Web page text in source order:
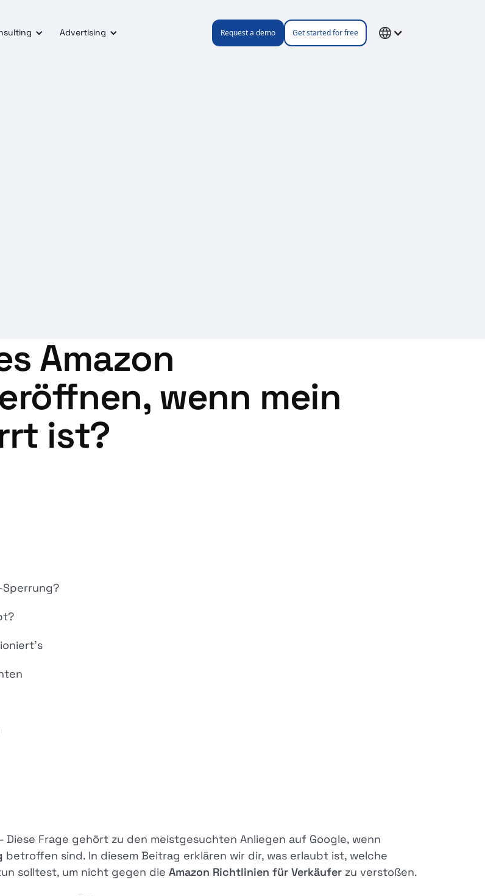
Advertising Request a demo Get started for free
Amazon
wenn mein
ist?
Sperrung?
Diese Frage gehört zu den meistgesuchten Anliegen auf Google, wenn
betroffen sind. In diesem Beitrag erklären wir dir, was erlaubt ist, welche
solltest, um nicht gegen die Amazon Richtlinien für Verkäuferzu verstoßen.